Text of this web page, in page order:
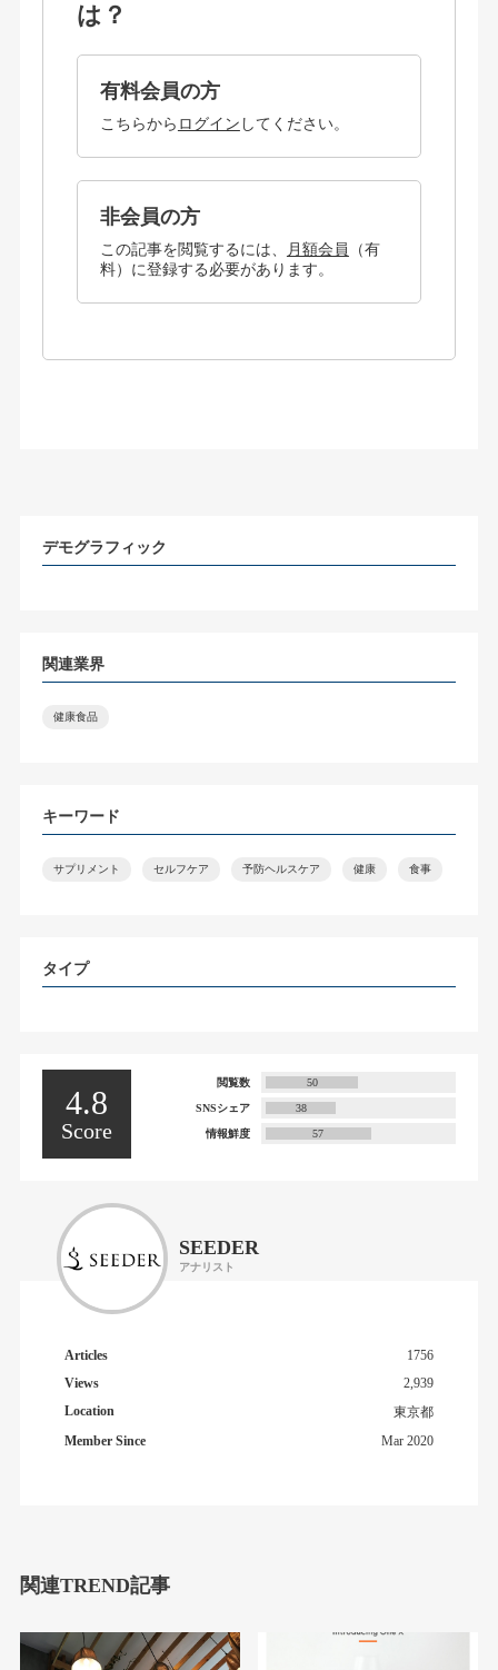
は？
有料会員の方
こちらから ログイン してください。
非会員の方
この記事を閲覧するには、 月額会員
（有
料）に登録する必要があります。
デモグラフィック
関連業界
健康食品
キーワード
サプリメント セルフケア 予防ヘルスケア 健康 食事
タイプ
4.8
Score
閲覧数 50
SNSシェア 38
情報鮮度 57
SEEDER
アナリスト
Articles
1756
Views
2,939
Location
東京都
Member Since
Mar 2020
関連TREND記事